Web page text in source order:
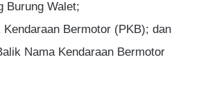
Burung Walet;
Kendaraan Bermotor (PKB); dan
Nama Kendaraan Bermotor